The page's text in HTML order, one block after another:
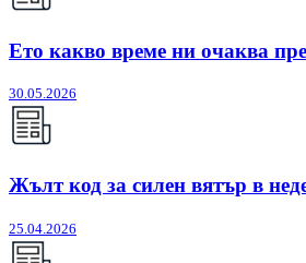
Ето какво време ни очаква
30.05.2026
Жълт код за силен вятър в
25.04.2026